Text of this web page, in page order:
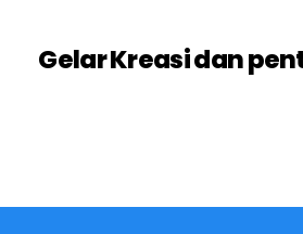
Gelar Kreasi dan